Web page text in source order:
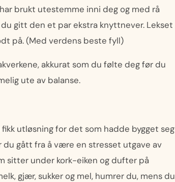
brukt utestemme inni deg og med rå
gitt den et par ekstra knyttnever. Lekset
på. (Med verdens beste fyll)
akkurat som du følte deg før du
ute av balanse.
utløsning for det som hadde bygget seg
gått fra å være en stresset utgave av
sitter under kork-eiken og dufter på
gjær, sukker og mel, humrer du, mens du